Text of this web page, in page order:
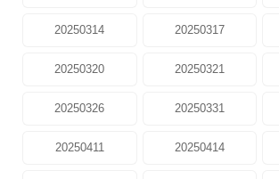
20250314 20250317
20250320 20250321
20250326 20250331
20250411 20250414